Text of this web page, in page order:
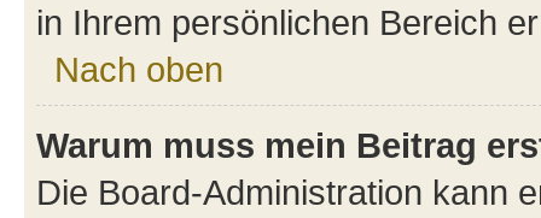
in Ihrem persönlichen Bereich
Nach oben
Warum muss mein Beitrag
Die Board-Administration kann